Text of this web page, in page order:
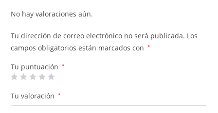
No hay valoraciones aún.
Tu dirección de correo electrónico no será publicada. Los
campos obligatorios están marcados con
*
Tu puntuación *
Tu valoración *